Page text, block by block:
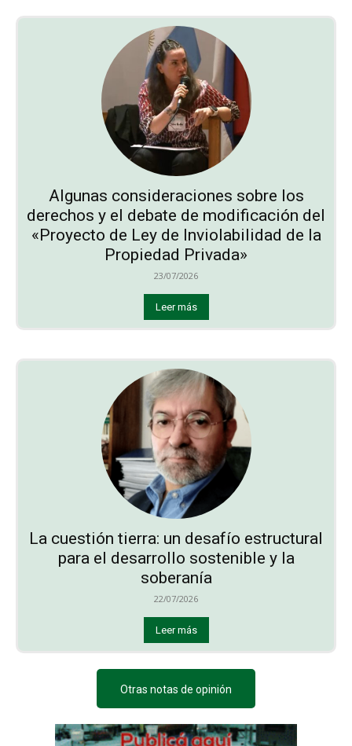
Algunas consideraciones sobre los
derechos y el debate de modificación del
«Proyecto de Ley de Inviolabilidad de la
Propiedad Privada»
23/07/2026
Leer más
La cuestión tierra: un desafío estructural
para el desarrollo sostenible y la
soberanía
22/07/2026
Leer más
Otras notas de opinión